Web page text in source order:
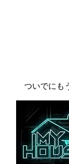
ついでにも